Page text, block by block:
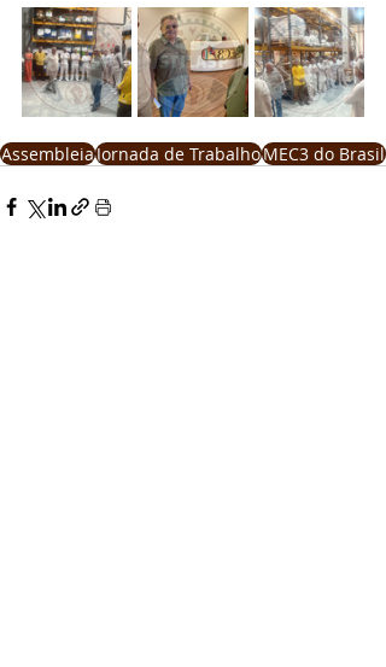
AssembleiaJornada de TrabalhoMEC3 do Brasil